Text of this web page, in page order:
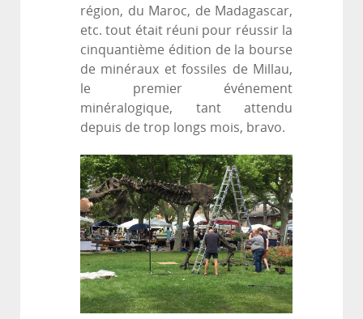
région, du Maroc, de Madagascar,
etc. tout était réuni pour réussir la
cinquantième édition de la bourse
de minéraux et fossiles de Millau,
le premier événement
minéralogique, tant attendu
depuis de trop longs mois, bravo.